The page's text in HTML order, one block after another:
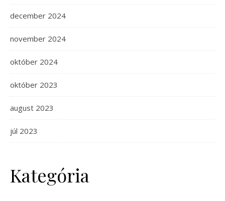
december 2024
november 2024
október 2024
október 2023
august 2023
júl 2023
Kategória